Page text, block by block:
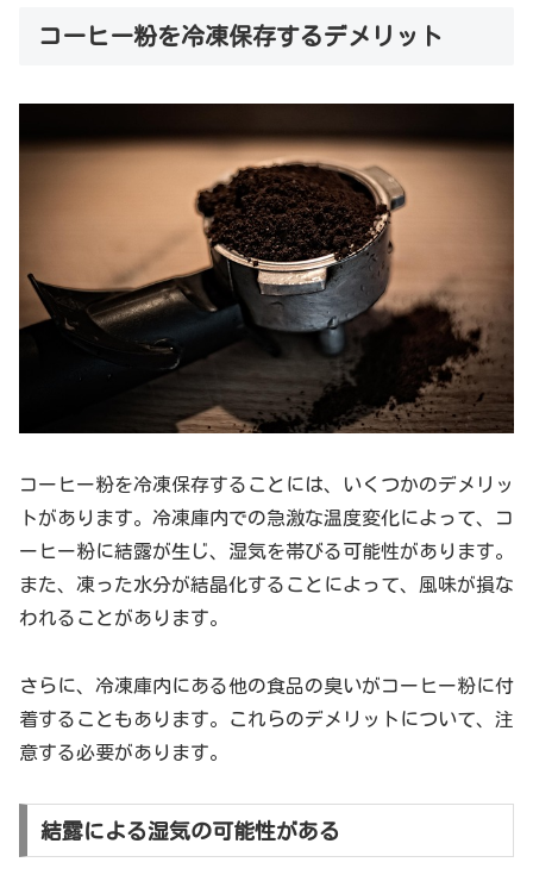
コーヒー粉を冷凍保存するデメリット
コーヒー粉を冷凍保存することには、いくつかのデメリッ
トがあります。冷凍庫内での急激な温度変化によって、コ
ーヒー粉に結露が生じ、湿気を帯びる可能性があります。
また、凍った水分が結晶化することによって、風味が損な
われることがあります。
さらに、冷凍庫内にある他の食品の臭いがコーヒー粉に付
着することもあります。これらのデメリットについて、注
意する必要があります。
結露による湿気の可能性がある